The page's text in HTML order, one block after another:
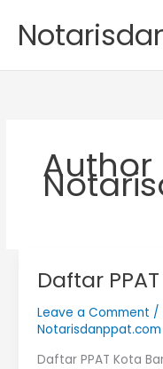
content
Author
Daftar
Leave a Comment /
Notarisdanppat.com
Daftar PPAT Kota